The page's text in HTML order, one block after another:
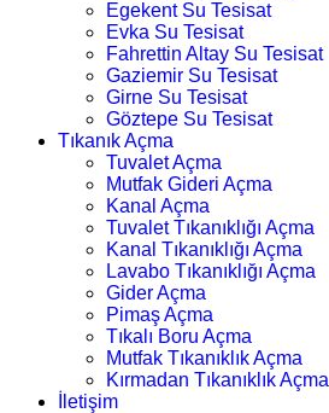
Egekent Su Tesisat
Evka Su Tesisat
Fahrettin Altay Su Tesisat
Gaziemir Su Tesisat
Girne Su Tesisat
Göztepe Su Tesisat
Tıkanık Açma
Tuvalet Açma
Mutfak Gideri Açma
Kanal Açma
Tuvalet Tıkanıklığı Açma
Kanal Tıkanıklığı Açma
Lavabo Tıkanıklığı Açma
Gider Açma
Pimaş Açma
Tıkalı Boru Açma
Mutfak Tıkanıklık Açma
Kırmadan Tıkanıklık Açma
İletişim